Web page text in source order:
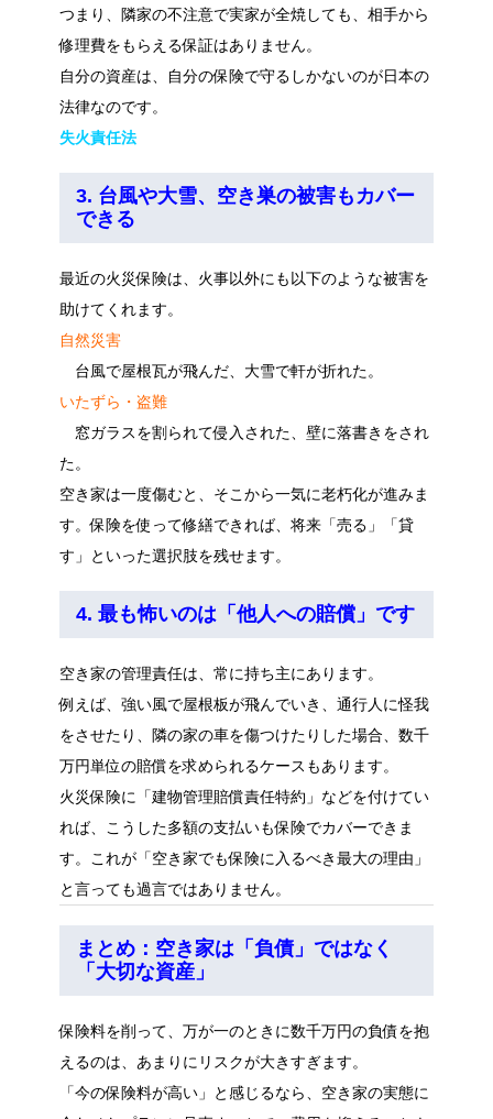
つまり、隣家の不注意で実家が全焼しても、相手から
修理費をもらえる保証はありません。
自分の資産は、自分の保険で守るしかないのが日本の
法律なのです。
失火責任法
3. 台風や大雪、空き巣の被害もカバー
できる
最近の火災保険は、火事以外にも以下のような被害を
助けてくれます。
自然災害
台風で屋根瓦が飛んだ、大雪で軒が折れた。
いたずら・盗難
窓ガラスを割られて侵入された、壁に落書きをされ
た。
空き家は一度傷むと、そこから一気に老朽化が進みま
す。保険を使って修繕できれば、将来「売る」「貸
す」といった選択肢を残せます。
4. 最も怖いのは「他人への賠償」です
空き家の管理責任は、常に持ち主にあります。
例えば、強い風で屋根板が飛んでいき、通行人に怪我
をさせたり、隣の家の車を傷つけたりした場合、数千
万円単位の賠償を求められるケースもあります。
火災保険に「建物管理賠償責任特約」などを付けてい
れば、こうした多額の支払いも保険でカバーできま
す。これが「空き家でも保険に入るべき最大の理由」
と言っても過言ではありません。
まとめ：空き家は「負債」ではなく
「大切な資産」
保険料を削って、万が一のときに数千万円の負債を抱
えるのは、あまりにリスクが大きすぎます。
「今の保険料が高い」と感じるなら、空き家の実態に